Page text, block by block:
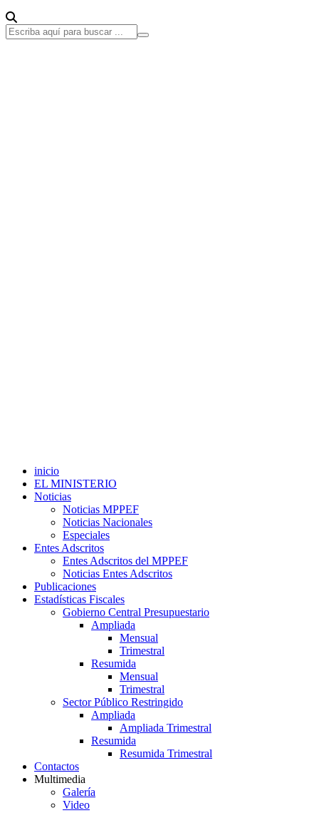
inicio
EL MINISTERIO
Noticias
Noticias MPPEF
Noticias Nacionales
Especiales
Entes Adscritos
Entes Adscritos del MPPEF
Noticias Entes Adscritos
Publicaciones
Estadísticas Fiscales
Gobierno Central Presupuestario
Ampliada
Mensual
Trimestral
Resumida
Mensual
Trimestral
Sector Público Restringido
Ampliada
Ampliada Trimestral
Resumida
Resumida Trimestral
Contactos
Multimedia
Galería
Video